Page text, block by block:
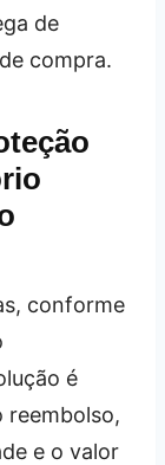
de
compra.
conforme
é
reembolso,
e o valor